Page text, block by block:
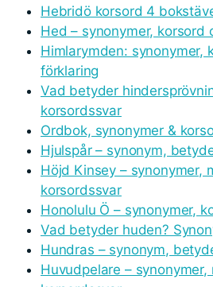
Hebridö korsord 4
Hed – synonymer, korsord
Himlarymden: synonymer,
förklaring
Vad betyder
korsordssvar
Ordbok, synonymer &
Hjulspår – synonym,
Höjd Kinsey – synonymer,
korsordssvar
Honolulu Ö – synonymer,
Vad betyder huden?
Hundras – synonym,
Huvudpelare –